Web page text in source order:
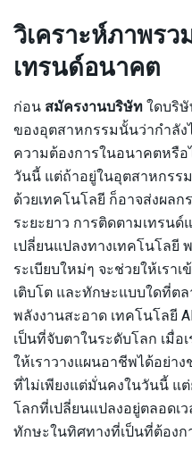
วิเคราะห์ภาพร
เทรนด์อนาคต
ก่อน สมัครงานบริษัทใดบริ
ของอุตสาหกรรมนั้นว่ากำลั
ความต้องการในอนาคตหรื
วันนี้ แต่ถ้าอยู่ในอุตสาหกร
ด้วยเทคโนโลยี ก็อาจส่งผล
ระยะยาว การติดตามเทรนด์
เปลี่ยนแปลงทางเทคโนโล
ระเบียบใหม่ๆ จะช่วยให้เรา
เติบโต และทักษะแบบใดที่ต
พลังงานสะอาด เทคโนโลยี
เป็นที่จับตาในระดับโลก เมื่อ
ให้เราวางแผนอาชีพได้อย่า
ที่ไม่เพียงแต่มั่นคงในวันนี้ แ
โลกที่เปลี่ยนแปลงอยู่ตลอดเ
ทักษะในทิศทางที่เป็นที่ต้องก